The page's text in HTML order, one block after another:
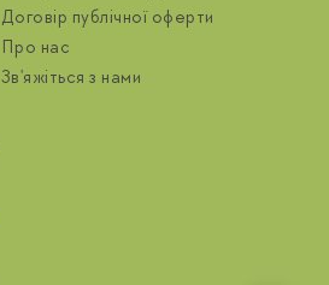
Договір публічної оферти
Про нас
Зв'яжіться з нами